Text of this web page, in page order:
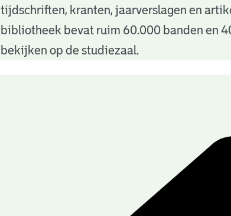
tijdschriften, kranten, jaarverslagen en
bibliotheek bevat ruim 60.000 banden en
bekijken op de studiezaal.